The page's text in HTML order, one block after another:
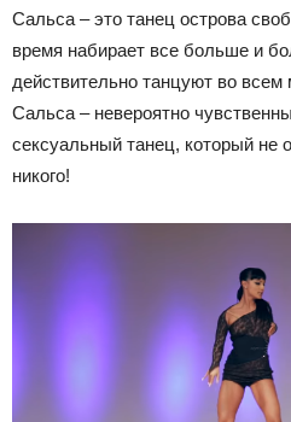
Сальса – это танец острова
время набирает все больше и
действительно танцуют во
Сальса – невероятно
сексуальный танец, который не
никого!